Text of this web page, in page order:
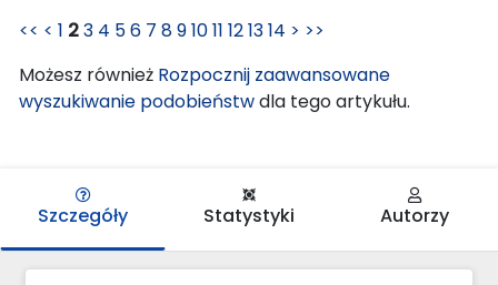
<< < 1 23 4 56 7 891011 121314 > >>
Możesz również Rozpocznij zaawansowane
wyszukiwanie podobieństwdla tego artykułu.
Szczegóły Statystyki Autorzy